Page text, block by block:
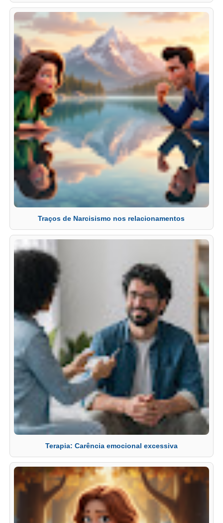
Traços de Narcisismo nos relacionamentos
Terapia: Carência emocional excessiva